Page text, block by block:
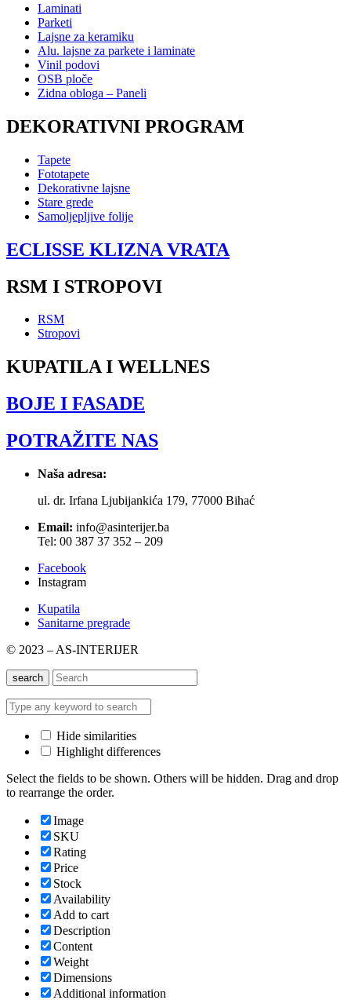
Laminati
Parketi
Lajsne za keramiku
Alu. lajsne za parkete i laminate
Vinil podovi
OSB ploče
Zidna obloga – Paneli
DEKORATIVNI PROGRAM
Tapete
Fototapete
Dekorativne lajsne
Stare grede
Samoljepljive folije
ECLISSE KLIZNA VRATA
RSM I STROPOVI
RSM
Stropovi
KUPATILA I WELLNES
BOJE I FASADE
POTRAŽITE NAS
Naša adresa:
ul. dr. Irfana Ljubijankića 179, 77000 Bihać
Email: info@asinterijer.ba
Tel: 00 387 37 352 – 209
Facebook
Instagram
Kupatila
Sanitarne pregrade
© 2023 – AS-INTERIJER
search
Hide similarities
Highlight differences
Select the fields to be shown. Others will be hidden. Drag and drop
to rearrange the order.
Image
SKU
Rating
Price
Stock
Availability
Add to cart
Description
Content
Weight
Dimensions
Additional information